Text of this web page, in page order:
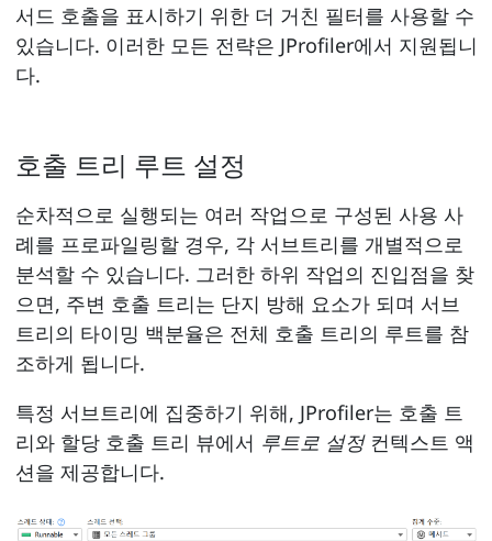
서드 호출을 표시하기 위한 더 거친 필터를 사용할 수
있습니다. 이러한 모든 전략은 JProfiler에서 지원됩니
다.
호출 트리 루트 설정
순차적으로 실행되는 여러 작업으로 구성된 사용 사
례를 프로파일링할 경우, 각 서브트리를 개별적으로
분석할 수 있습니다. 그러한 하위 작업의 진입점을 찾
으면, 주변 호출 트리는 단지 방해 요소가 되며 서브
트리의 타이밍 백분율은 전체 호출 트리의 루트를 참
조하게 됩니다.
특정 서브트리에 집중하기 위해, JProfiler는 호출 트
리와 할당 호출 트리 뷰에서 루트로 설정컨텍스트 액
션을 제공합니다.